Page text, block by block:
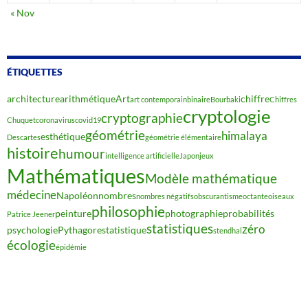
« Nov
ÉTIQUETTES
architecturearithmétiqueArtart contemporainbinaireBourbakichiffreChiffres
Chuquetcoronaviruscovid19cryptographiecryptologie
Descartesesthétiquegéométriegéométrie élémentairehimalaya
histoirehumourintelligence artificielleJaponjeux
MathématiquesModèle mathématique
médecineNapoléonnombresnombres négatifsobscurantismeoctanteoiseaux
Patrice Jeenerpeinturephilosophiephotographieprobabilités
psychologiePythagorestatistiquestatistiquesstendhal zéro
écologieépidémie